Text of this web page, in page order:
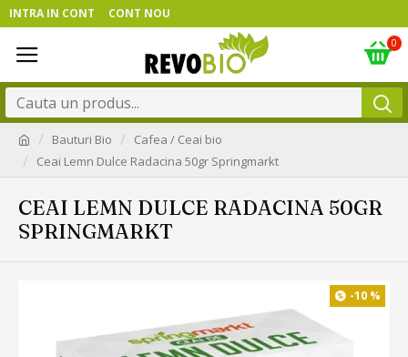
INTRA IN CONT CONT NOU
0
Bauturi Bio
Cafea / Ceai bio
Ceai Lemn Dulce Radacina 50gr Springmarkt
CEAI LEMN DULCE RADACINA 50GR
SPRINGMARKT
-10 %